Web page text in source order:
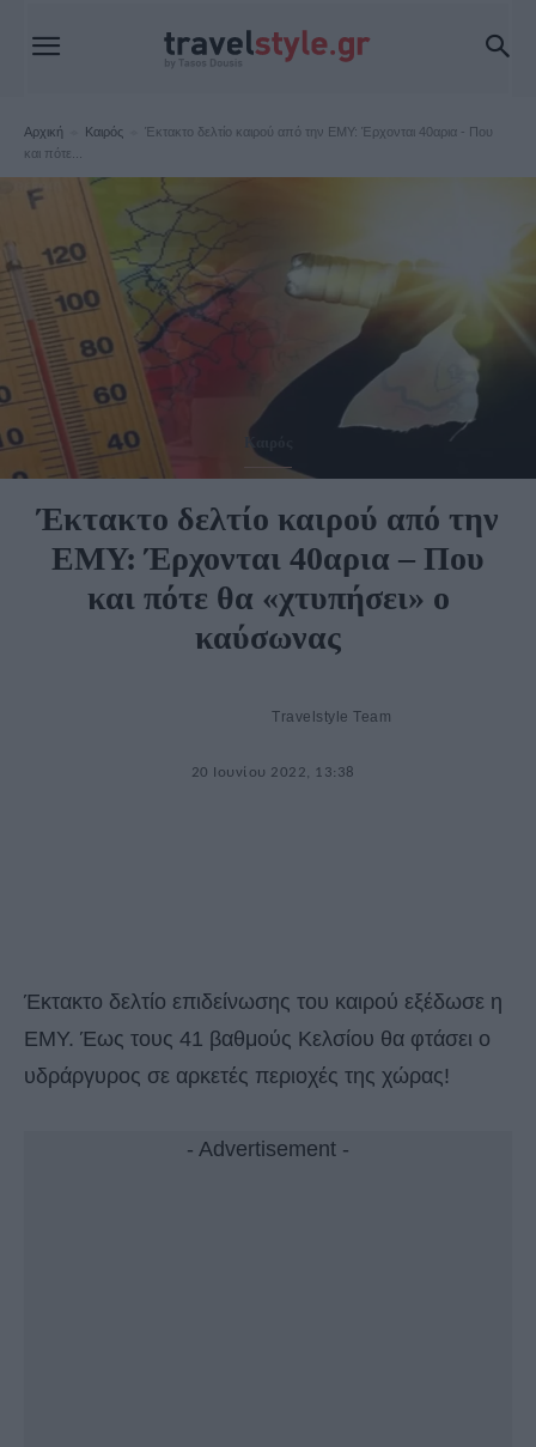
Αρχική Καιρός
Έκτακτο δελτίο καιρού από την ΕΜΥ: Έρχονται 40αρια - Που
και πότε...
Καιρός
Έκτακτο δελτίο καιρού από την
ΕΜΥ: Έρχονται 40αρια – Που
και πότε θα «χτυπήσει» ο
καύσωνας
Travelstyle Team
20 Ιουνίου 2022, 13:38
Έκτακτο δελτίο επιδείνωσης του καιρού εξέδωσε η
ΕΜΥ. Έως τους 41 βαθμούς Κελσίου θα φτάσει ο
υδράργυρος σε αρκετές περιοχές της χώρας!
- Advertisement -